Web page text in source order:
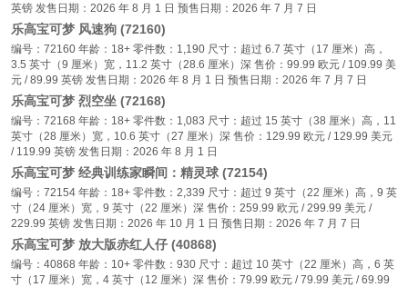
英镑 发售日期：2026 年 8 月 1 日 预售日期：2026 年 7 月 7 日
乐高宝可梦 风速狗 (72160)
编号：72160 年龄：18+ 零件数：1,190 尺寸：超过 6.7 英寸（17 厘米）高，
3.5 英寸（9 厘米）宽，11.2 英寸（28.6 厘米）深 售价：99.99 欧元 / 109.99 美
元 / 89.99 英镑 发售日期：2026 年 8 月 1 日 预售日期：2026 年 7 月 7 日
乐高宝可梦 烈空坐 (72168)
编号：72168 年龄：18+ 零件数：1,083 尺寸：超过 15 英寸（38 厘米）高，11
英寸（28 厘米）宽，10.6 英寸（27 厘米）深 售价：129.99 欧元 / 129.99 美元
/ 119.99 英镑 发售日期：2026 年 8 月 1 日
乐高宝可梦 经典训练家瞬间：精灵球 (72154)
编号：72154 年龄：18+ 零件数：2,339 尺寸：超过 9 英寸（22 厘米）高，9 英
寸（24 厘米）宽，9 英寸（22 厘米）深 售价：259.99 欧元 / 299.99 美元 /
229.99 英镑 发售日期：2026 年 10 月 1 日 预售日期：2026 年 7 月 7 日
乐高宝可梦 放大版赤红人仔 (40868)
编号：40868 年龄：10+ 零件数：930 尺寸：超过 10 英寸（22 厘米）高，6 英
寸（17 厘米）宽，4 英寸（12 厘米）深 售价：79.99 欧元 / 79.99 美元 / 69.99